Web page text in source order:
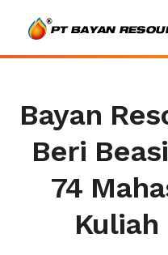
Bayan
Beri
74